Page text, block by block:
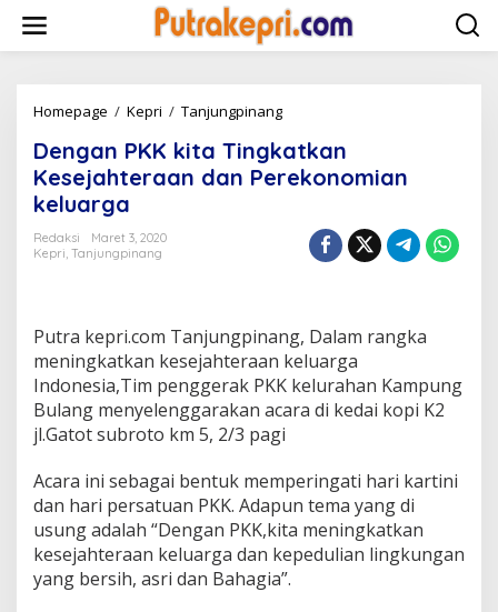
w
Homepage / Kepri / Tanjungpinang
n
g
a
t
a
T
i
n
g
t
k
a
n
K
e
Dengan PKK kita Tingkatkan
Kesejahteraan dan Perekonomian
keluarga
Redaksi
Maret 3, 2020
Kepri, Tanjungpinang
Putra kepri.com Tanjungpinang, Dalam rangka
meningkatkan kesejahteraan keluarga
Indonesia,Tim penggerak PKK kelurahan Kampung
Bulang menyelenggarakan acara di kedai kopi K2
jl.Gatot subroto km 5, 2/3 pagi
Acara ini sebagai bentuk memperingati hari kartini
dan hari persatuan PKK. Adapun tema yang di
usung adalah “Dengan PKK,kita meningkatkan
kesejahteraan keluarga dan kepedulian lingkungan
yang bersih, asri dan Bahagia”.